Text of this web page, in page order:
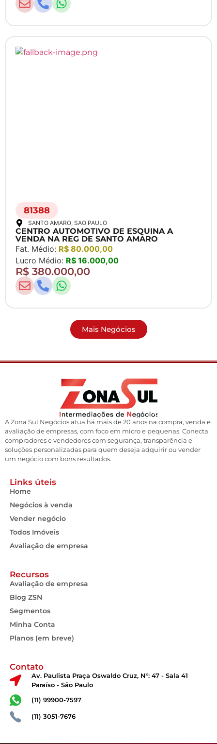
81388
SANTO AMARO, SAO PAULO
CENTRO AUTOMOTIVO DE ESQUINA A
VENDA NA REG DE SANTO AMARO
Fat. Médio: R$ 80.000,00
Lucro Médio: R$ 16.000,00
R$ 380.000,00
Mais Negócios
A Zona Sul Negócios atua há mais de 20 anos na compra, venda e
avaliação de empresas, com foco em micro e pequenas. Conecta
compradores e vendedores com segurança, transparência e
soluções personalizadas para quem deseja adquirir ou vender
um negócio com bons resultados.
Links úteis
Home
Negócios à venda
Vender negócio
Todos Imóveis
Avaliação de empresa
Recursos
Avaliação de empresa
Blog ZSN
Segmentos
Minha Conta
Planos (em breve)
Contato
Av. Paulista Praça Oswaldo Cruz, N°: 47 - Sala 41
Paraíso - São Paulo
(11) 99900-7597
(11) 3051-7676